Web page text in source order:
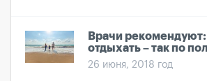
Врачи
отдыхать – так по
26 июня, 2018 год